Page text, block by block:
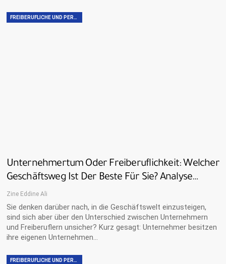
FREIBERUFLICHE UND PERSÖNLICHE FÄHIGKEITEN
Unternehmertum Oder Freiberuflichkeit: Welcher
Geschäftsweg Ist Der Beste Für Sie? Analyse…
Zine Eddine Ali
Sie denken darüber nach, in die Geschäftswelt einzusteigen,
sind sich aber über den Unterschied zwischen Unternehmern
und Freiberuflern unsicher? Kurz gesagt: Unternehmer besitzen
ihre eigenen Unternehmen…
FREIBERUFLICHE UND PERSÖNLICHE FÄHIGKEITEN